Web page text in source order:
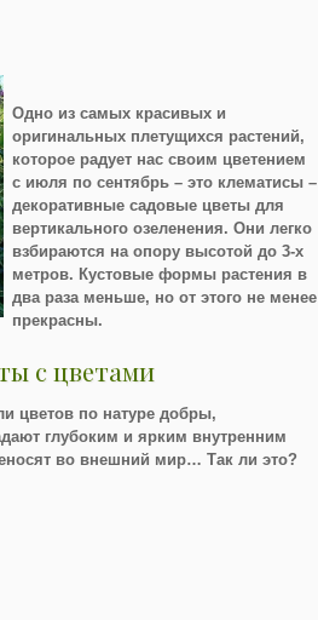
Одно из самых красивых и
оригинальных плетущихся растений,
которое радует нас своим цветением
с июля по сентябрь – это клематисы –
декоративные садовые цветы для
вертикального озеленения. Они легко
взбираются на опору высотой до 3-х
метров. Кустовые формы растения в
два раза меньше, но от этого не менее
прекрасны.
с цветами
цветов по натуре добры,
глубоким и ярким внутренним
во внешний мир… Так ли это?